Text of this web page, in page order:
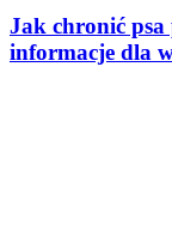
Jak chronić psa
informacje dla